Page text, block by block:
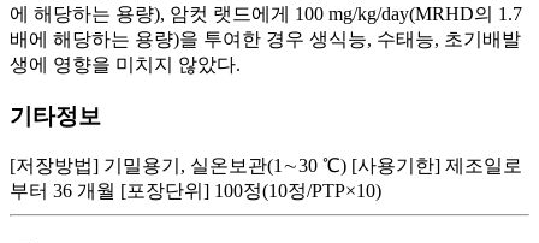
에 해당하는 용량), 암컷 랫드에게 100 mg/kg/day(MRHD의 1.7
배에 해당하는 용량)을 투여한 경우 생식능, 수태능, 초기배발
생에 영향을 미치지 않았다.
기타정보
[저장방법] 기밀용기, 실온보관(1∼30 ℃) [사용기한] 제조일로
부터 36 개월 [포장단위] 100정(10정/PTP×10)